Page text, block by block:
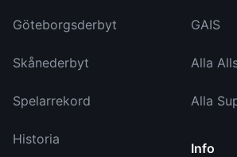
Göteborgsderbyt
Skånederbyt
Spelarrekord
Historia
GAIS
Alla
Alla
Info